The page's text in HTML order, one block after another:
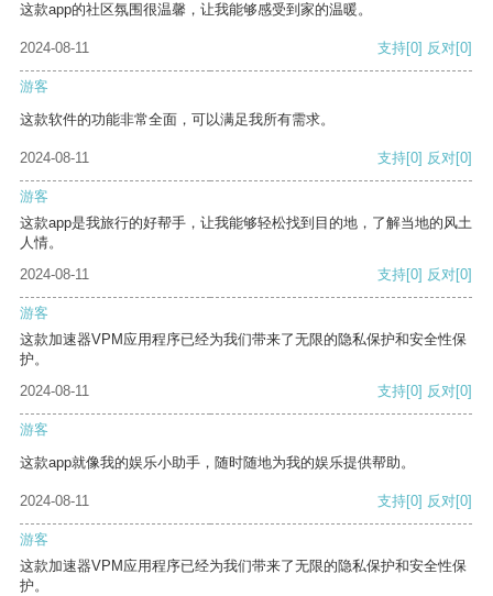
这款app的社区氛围很温馨，让我能够感受到家的温暖。
2024-08-11 支持[0] 反对[0]
游客
这款软件的功能非常全面，可以满足我所有需求。
2024-08-11 支持[0] 反对[0]
游客
这款app是我旅行的好帮手，让我能够轻松找到目的地，了解当地的风土
人情。
2024-08-11
支持[0] 反对[0]
游客
这款加速器VPM应用程序已经为我们带来了无限的隐私保护和安全性保
护。
2024-08-11
支持[0] 反对[0]
游客
这款app就像我的娱乐小助手，随时随地为我的娱乐提供帮助。
2024-08-11 支持[0] 反对[0]
游客
这款加速器VPM应用程序已经为我们带来了无限的隐私保护和安全性保
护。